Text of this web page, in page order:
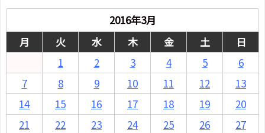
2016年3月
月
火 水 木 金 土
日
1
2 3 4 5
6
7
8 9 10 11 12
13
14
15 16 17 18 19
20
21
22 23 24 25 26
27